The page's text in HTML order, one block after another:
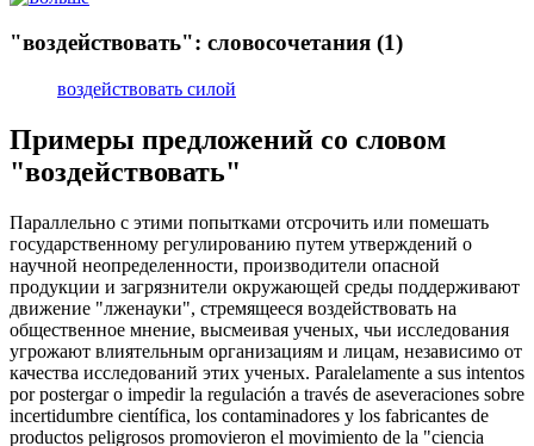
"воздействовать": словосочетания (1)
воздействовать силой
Примеры предложений со словом
"воздействовать"
Параллельно с этими попытками отсрочить или помешать
государственному регулированию путем утверждений о
научной неопределенности, производители опасной
продукции и загрязнители окружающей среды поддерживают
движение "лженауки", стремящееся воздействовать на
общественное мнение, высмеивая ученых, чьи исследования
угрожают влиятельным организациям и лицам, независимо от
качества исследований этих ученых. Paralelamente a sus intentos
por postergar o impedir la regulación a través de aseveraciones sobre
incertidumbre científica, los contaminadores y los fabricantes de
productos peligrosos promovieron el movimiento de la "ciencia